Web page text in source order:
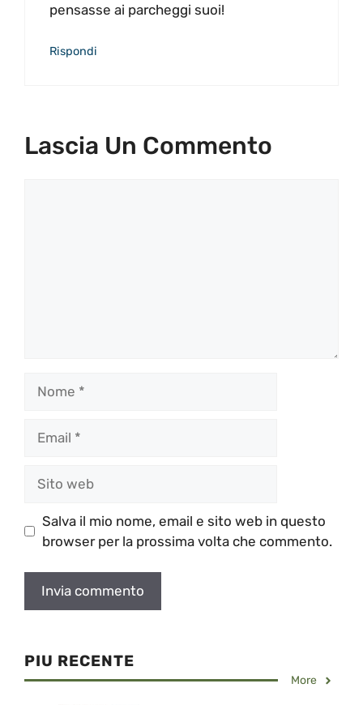
pensasse ai parcheggi suoi!
Rispondi
Lascia Un Commento
web
Salva il mio nome, email e sito web in questo
browser per la prossima volta che commento.
PIU RECENTE
More